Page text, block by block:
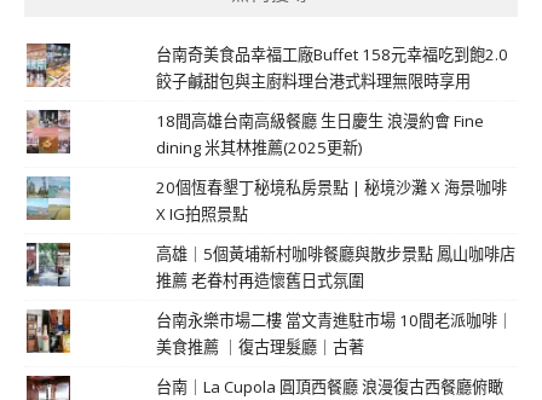
台南奇美食品幸福工廠Buffet 158元幸福吃到飽2.0
餃子鹹甜包與主廚料理台港式料理無限時享用
18間高雄台南高級餐廳 生日慶生 浪漫約會 Fine
dining 米其林推薦(2025更新)
20個恆春墾丁秘境私房景點 | 秘境沙灘 X 海景咖啡
X IG拍照景點
高雄｜5個黃埔新村咖啡餐廳與散步景點 鳳山咖啡店
推薦 老眷村再造懷舊日式氛圍
台南永樂市場二樓 當文青進駐市場 10間老派咖啡｜
美食推薦 ｜復古理髮廳｜古著
台南｜La Cupola 圓頂西餐廳 浪漫復古西餐廳俯瞰